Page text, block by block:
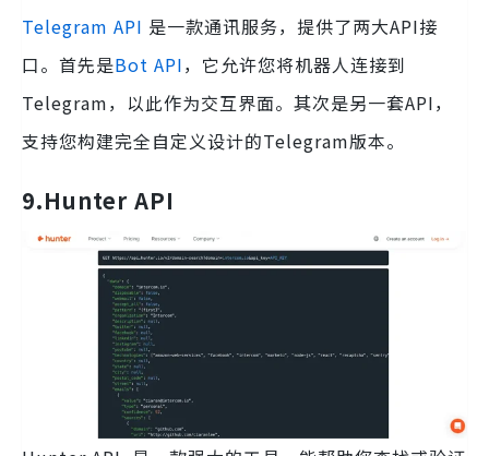
Telegram API 是一款通讯服务，提供了两大API接
口。首先是Bot API，它允许您将机器人连接到
Telegram，以此作为交互界面。其次是另一套API，
支持您构建完全自定义设计的Telegram版本。
9.Hunter API